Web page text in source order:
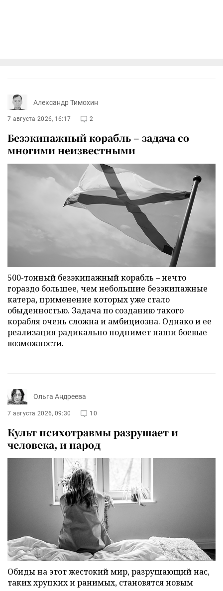
Александр Тимохин
7 августа 2026, 16:17 2
Безэкипажный корабль – задача со
многими неизвестными
500-тонный безэкипажный корабль – нечто
гораздо большее, чем небольшие безэкипажные
катера, применение которых уже стало
обыденностью. Задача по созданию такого
корабля очень сложна и амбициозна. Однако и ее
реализация радикально поднимет наши боевые
возможности.
Ольга Андреева
7 августа 2026, 09:30 10
Культ психотравмы разрушает и
человека, и народ
Обиды на этот жестокий мир, разрушающий нас,
таких хрупких и ранимых, становятся новым